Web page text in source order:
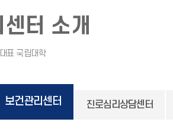
터 소개
보건관리센터 진로심리상담센터